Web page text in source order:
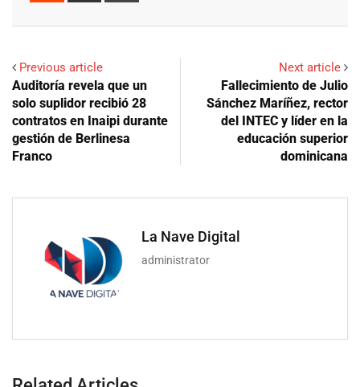
Previous article
Auditoría revela que un
solo suplidor recibió 28
contratos en Inaipi durante
gestión de Berlinesa
Franco
Next article
Fallecimiento de Julio
Sánchez Maríñez, rector
del INTEC y líder en la
educación superior
dominicana
La Nave Digital
administrator